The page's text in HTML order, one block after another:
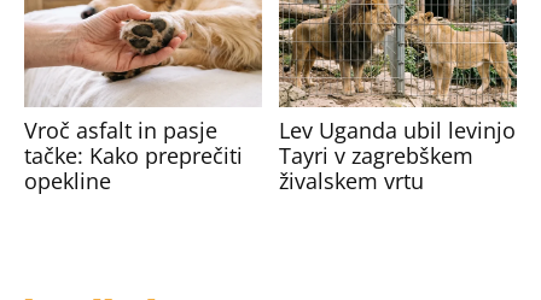
Vroč asfalt in pasje
tačke: Kako preprečiti
opekline
Lev Uganda ubil levinjo
Tayri v zagrebškem
živalskem vrtu